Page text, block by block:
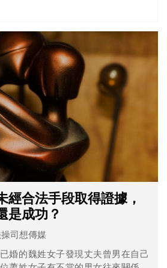
什麼呢？一起來看看吧！
經合法手段取得證據，
是成功？
司想傳媒
婚的魏姓女子發現丈夫曾男在自己